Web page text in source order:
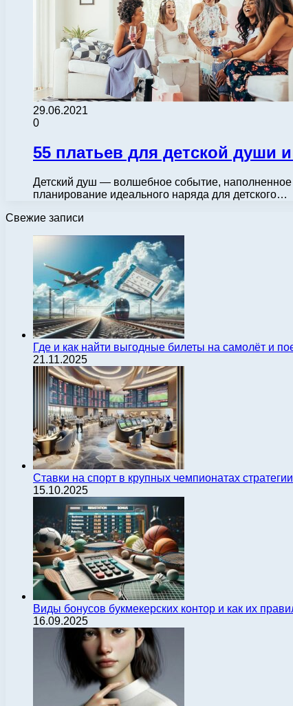
29.06.2021
0
55 платьев для детской души
Детский душ — волшебное событие, наполненное
планирование идеального наряда для детского…
Свежие записи
Где и как найти выгодные билеты на самолёт и
21.11.2025
Ставки на спорт в крупных чемпионатах
15.10.2025
Виды бонусов букмекерских контор и как их
16.09.2025